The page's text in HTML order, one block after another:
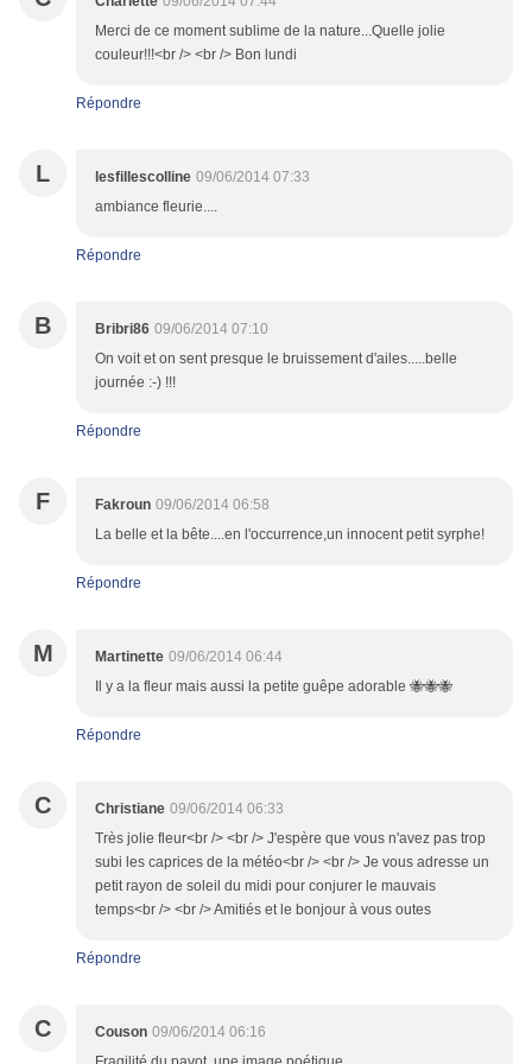
Merci de ce moment sublime de la nature...Quelle jolie
couleur!!!<br /> <br /> Bon lundi
Répondre
L lesfillescolline 09/06/2014 07:33
ambiance fleurie....
Répondre
B Bribri86 09/06/2014 07:10
On voit et on sent presque le bruissement d'ailes.....belle
journée :-) !!!
Répondre
F Fakroun 09/06/2014 06:58
La belle et la bête....en l'occurrence,un innocent petit syrphe!
Répondre
M Martinette 09/06/2014 06:44
Il y a la fleur mais aussi la petite guêpe adorable 🐝🐝🐝
Répondre
C Christiane 09/06/2014 06:33
Très jolie fleur<br /> <br /> J'espère que vous n'avez pas trop
subi les caprices de la météo<br /> <br /> Je vous adresse un
petit rayon de soleil du midi pour conjurer le mauvais
temps<br /> <br /> Amitiés et le bonjour à vous outes
Répondre
C Couson 09/06/2014 06:16